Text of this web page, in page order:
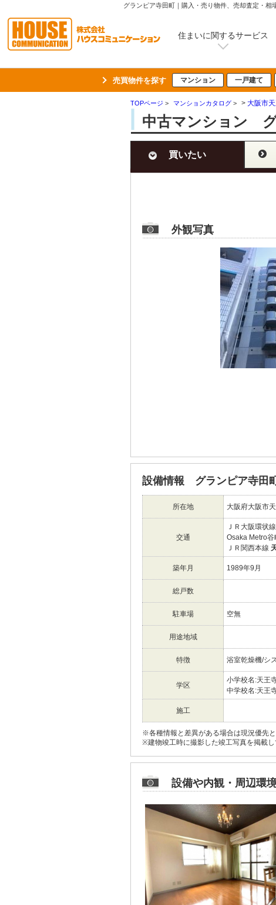
グランピア寺田町｜購入・売り物件、売却査定・
住まいに関するサービス
売買物件を探す マンション 一戸建て
TOPページ > マンションカタログ > > 大阪市
中古マンション
買いたい
外観写真
設備情報 グランピア寺田町
所在地 大阪府大阪市
交通
ＪＲ大阪環状線
Osaka Metro谷
ＪＲ関西本線
築年月 1989年9月
総戸数
駐車場 空無
用途地域
特徴 浴室乾燥機/シ
学区
小学校名:天王
中学校名:天王
施工
※各種情報と差異がある場合は現況優先と
※建物竣工時に撮影した竣工写真を掲載
設備や内観・周辺環